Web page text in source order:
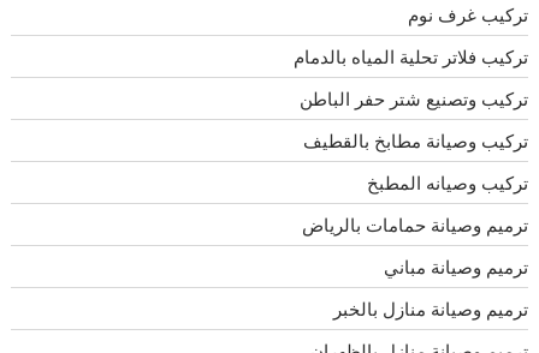
تركيب غرف نوم
تركيب فلاتر تحلية المياه بالدمام
تركيب وتصنيع شتر حفر الباطن
تركيب وصيانة مطابخ بالقطيف
تركيب وصيانه المطبخ
ترميم وصيانة حمامات بالرياض
ترميم وصيانة مباني
ترميم وصيانة منازل بالخبر